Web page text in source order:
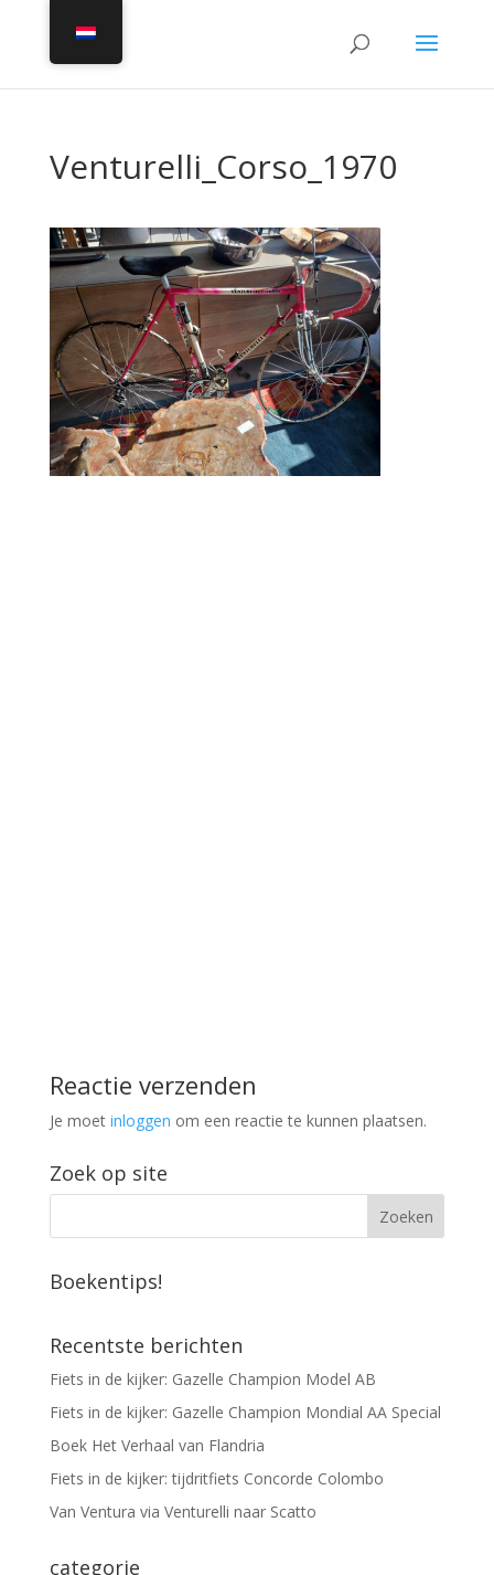
Venturelli_Corso_1970
Reactie verzenden
Je moet inloggen om een reactie te kunnen plaatsen.
Zoek op site
Boekentips!
Recentste berichten
Fiets in de kijker: Gazelle Champion Model AB
Fiets in de kijker: Gazelle Champion Mondial AA Special
Boek Het Verhaal van Flandria
Fiets in de kijker: tijdritfiets Concorde Colombo
Van Ventura via Venturelli naar Scatto
categorie